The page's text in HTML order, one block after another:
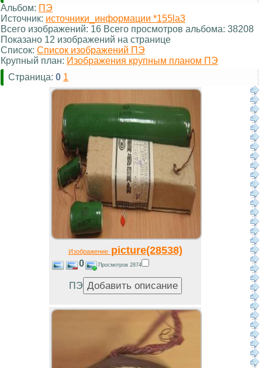
Альбом: ПЭ
Источник: источники_информации *155la3
Всего изображений: 16 Всего просмотров альбома: 38208
Показано 12 изображений на странице
Список: Список изображений ПЭ
Крупный план: Изображения крупным планом ПЭ
Страница: 0 1
Изображениеpicture(28538)
0 Просмотров 2874
ПЭ